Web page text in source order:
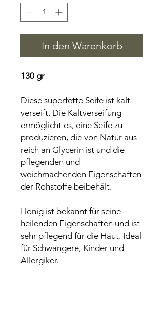
In den Warenkorb
130 gr
Diese superfette Seife ist kalt
verseift. Die Kaltverseifung
ermöglicht es, eine Seife zu
produzieren, die von Natur aus
reich an Glycerin ist und die
pflegenden und
weichmachenden Eigenschaften
der Rohstoffe beibehält.
Honig ist bekannt für seine
heilenden Eigenschaften und ist
sehr pflegend für die Haut. Ideal
für Schwangere, Kinder und
Allergiker.